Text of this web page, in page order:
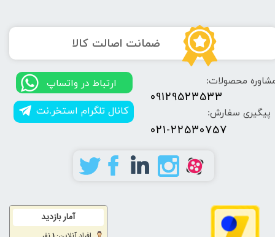
پیگیری سفارش:
021-22530757
کانال تلگرام استخر.نت
محصولات:
09129523533
​​ارتباط در واتساپ
​ضمانت اصالت کالا